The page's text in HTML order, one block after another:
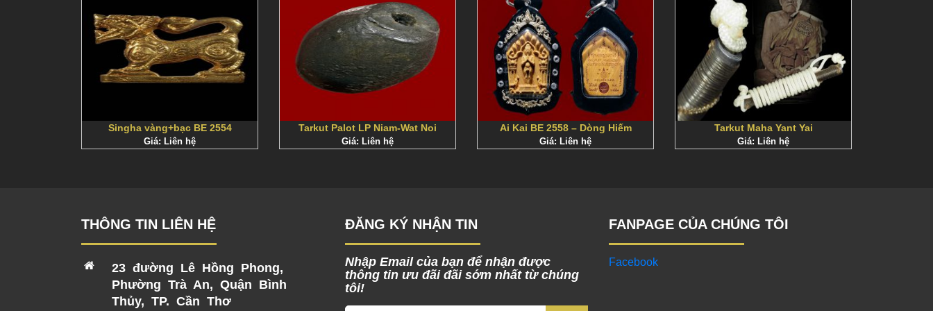
Singha vàng+bạc BE 2554
Giá: Liên hệ
Tarkut Palot LP Niam-Wat Noi
Giá: Liên hệ
Ai Kai BE 2558 – Dòng Hiếm
Giá: Liên hệ
Tarkut Maha Yant Yai
Giá: Liên hệ
THÔNG TIN LIÊN HỆ
23 đường Lê Hồng Phong,
Phường Trà An, Quận Bình
Thủy, TP. Cần Thơ
ĐĂNG KÝ NHẬN TIN
Nhập Email của bạn để nhận được
thông tin ưu đãi đãi sớm nhất từ chúng
tôi!
FANPAGE CỦA CHÚNG TÔI
Facebook